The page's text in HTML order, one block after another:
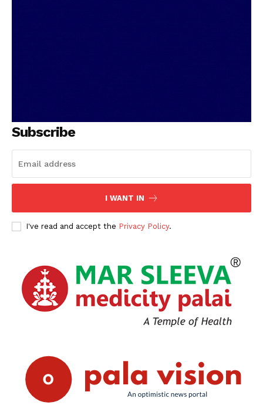
Subscribe
I WANT IN
I've read and accept the Privacy Policy.